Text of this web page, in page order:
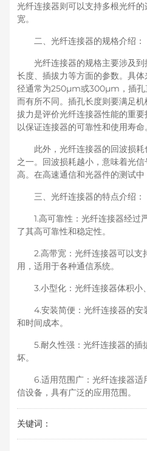
光纤连接器则可以支持多根光纤
宽。
二、光纤连接器的规格介绍：
光纤连接器的规格主要涉及到
长度、插拔力等方面的参数。具
径通常为250μm或300μm，插孔
而有所不同。插孔长度则要满足
拔力是评价光纤连接器性能的重
以保证连接器的可靠性和使用寿命
此外，光纤连接器的回波损耗
之一。回波损耗越小，意味着光
高。在高速通信和光器件的测试中
三、光纤连接器的特点介绍：
1.高可靠性：光纤连接器经过
了其高可靠性和稳定性。
2.高带宽：光纤连接器可以支
用，适用于各种通信系统。
3.小型化：光纤连接器体积小
4.安装简便：光纤连接器的安
和时间成本。
5.耐久性强：光纤连接器的插
坏。
6.适用范围广：光纤连接器适
信设备，具有广泛的应用范围。
关键词：